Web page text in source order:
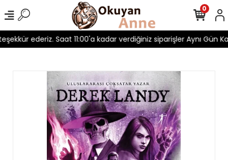
ederiz. Saat 11:00'a kadar verdiğiniz siparişler Aynı Gün
0